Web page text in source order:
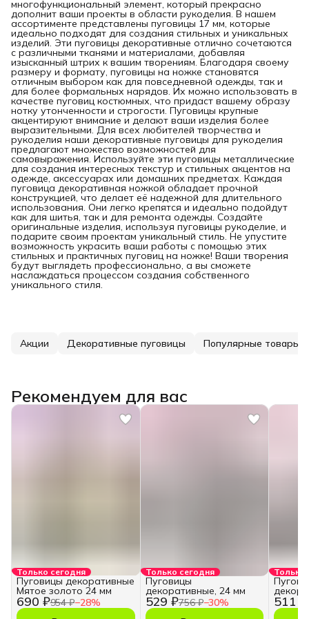
многофункциональный элемент, который прекрасно
дополнит ваши проекты в области рукоделия. В нашем
ассортименте представлены пуговицы 17 мм, которые
идеально подходят для создания стильных и уникальных
изделий. Эти пуговицы декоративные отлично сочетаются
с различными тканями и материалами, добавляя
изысканный штрих к вашим творениям. Благодаря своему
размеру и формату, пуговицы на ножке становятся
отличным выбором как для повседневной одежды, так и
для более формальных нарядов. Их можно использовать в
качестве пуговиц костюмных, что придаст вашему образу
нотку утонченности и строгости. Пуговицы крупные
акцентируют внимание и делают ваши изделия более
выразительными. Для всех любителей творчества и
рукоделия наши декоративные пуговицы для рукоделия
предлагают множество возможностей для
самовыражения. Используйте эти пуговицы металлические
для создания интересных текстур и стильных акцентов на
одежде, аксессуарах или домашних предметах. Каждая
пуговица декоративная ножкой обладает прочной
конструкцией, что делает её надежной для длительного
использования. Они легко крепятся и идеально подойдут
как для шитья, так и для ремонта одежды. Создайте
оригинальные изделия, используя пуговицы рукоделие, и
подарите своим проектам уникальный стиль. Не упустите
возможность украсить ваши работы с помощью этих
стильных и практичных пуговиц на ножке! Ваши творения
будут выглядеть профессионально, а вы сможете
наслаждаться процессом создания собственного
уникального стиля.
Акции Декоративные пуговицы Популярные товары
Рекомендуем для вас
Только сегодня
690 ₽954 ₽−28%
Пуговицы декоративные
Мятое золото 24 мм
Только сегодня
529 ₽756 ₽−30%
Пуговицы
декоративные, 24 мм
Только
511 ₽